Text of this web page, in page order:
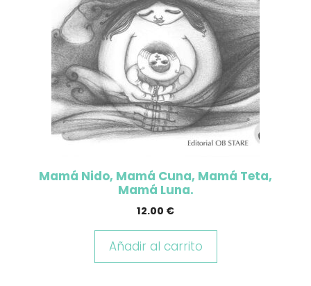
Mamá Nido, Mamá Cuna, Mamá Teta,
Mamá Luna.
12.00 €
Añadir al carrito